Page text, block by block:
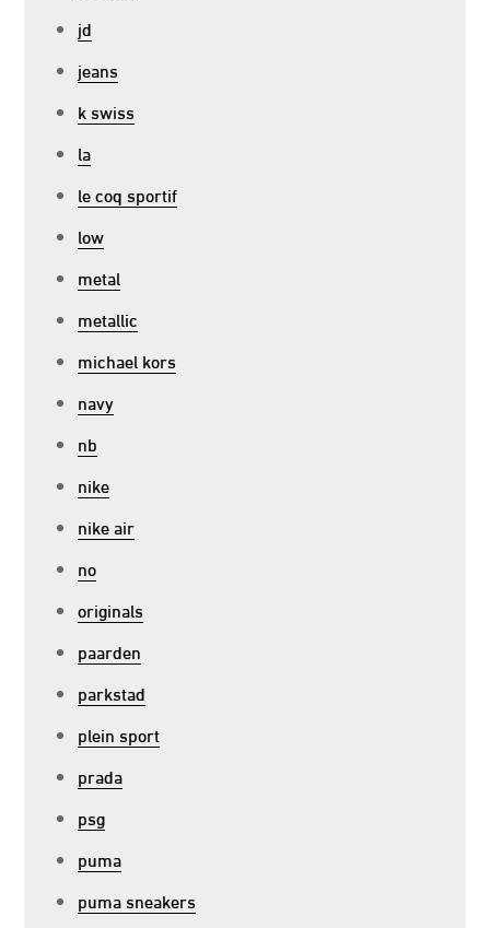
jd
jeans
k swiss
la
le coq sportif
low
metal
metallic
michael kors
navy
nb
nike
nike air
no
originals
paarden
parkstad
plein sport
prada
psg
puma
puma sneakers